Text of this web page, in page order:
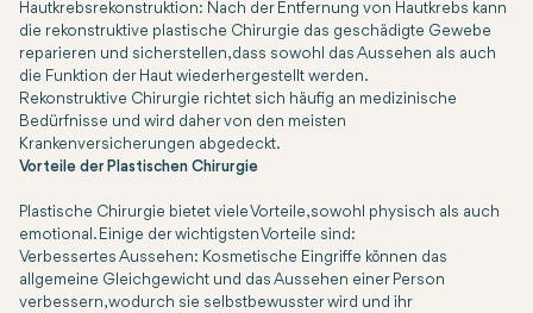
Hautkrebsrekonstruktion: Nach der Entfernung von Hautkrebs kann
die rekonstruktive plastische Chirurgie das geschädigte Gewebe
reparieren und sicherstellen, dass sowohl das Aussehen als auch
die Funktion der Haut wiederhergestellt werden.
Rekonstruktive Chirurgie richtet sich häufig an medizinische
Bedürfnisse und wird daher von den meisten
Krankenversicherungen abgedeckt.
Vorteile der Plastischen Chirurgie
Plastische Chirurgie bietet viele Vorteile, sowohl physisch als auch
emotional. Einige der wichtigsten Vorteile sind:
Verbessertes Aussehen: Kosmetische Eingriffe können das
allgemeine Gleichgewicht und das Aussehen einer Person
verbessern, wodurch sie selbstbewusster wird und ihr